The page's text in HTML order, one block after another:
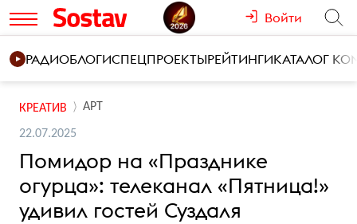
Войти
РАДИОБЛОГИСПЕЦПРОЕКТЫРЕЙТИНГИКАТАЛОГ
КРЕАТИВ АРТ
22.07.2025
Помидор на «Празднике
огурца»: телеканал «Пятница!»
удивил гостей Суздаля